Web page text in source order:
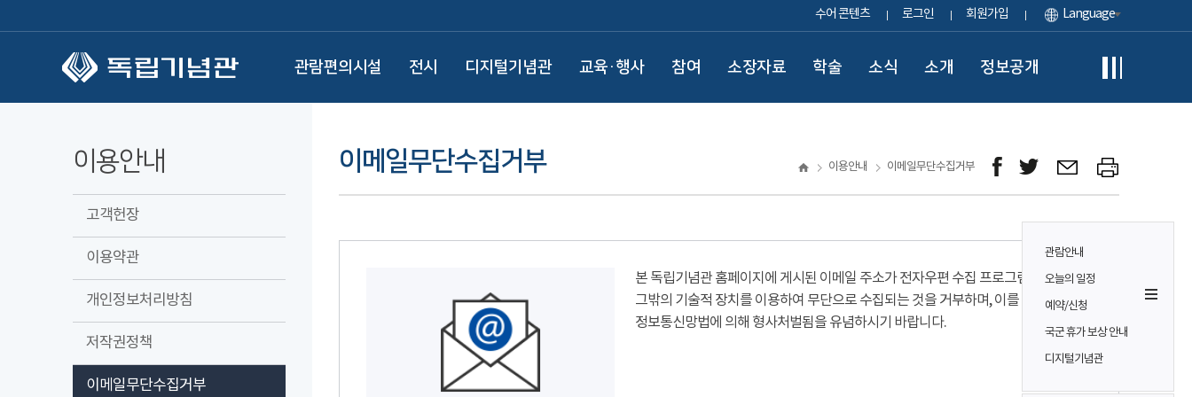
수어 콘텐츠 로그인 회원가입 Language
관람편의시설 전시 디지털기념관 교육·행사 참여 소장자료 학술 소식 소개 정보공개
관람안내
오늘의 일정
예약/신청
국군 휴가 보상 안내
디지털기념관
이용안내
고객헌장
이용약관
개인정보처리방침
저작권정책
이메일무단수집거부
이메일무단수집거부 이용안내 이메일무단수집거부
본 독립기념관 홈페이지에 게시된 이메일 주소가 전자우편 수집 프로그램이나
그밖의 기술적 장치를 이용하여 무단으로 수집되는 것을 거부하며, 이를 위반시
정보통신망법에 의해 형사처벌됨을 유념하시기 바랍니다.